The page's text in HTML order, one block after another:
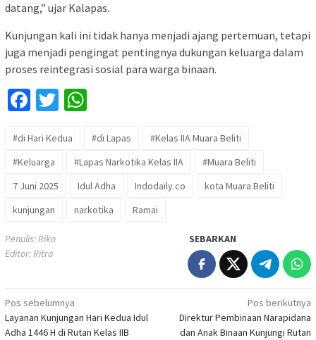
datang,” ujar Kalapas.
Kunjungan kali ini tidak hanya menjadi ajang pertemuan, tetapi
juga menjadi pengingat pentingnya dukungan keluarga dalam
proses reintegrasi sosial para warga binaan.
Facebook
Twitter
#di Hari Kedua #di Lapas
#Kelas IIA Muara Beliti
#Keluarga
#Lapas Narkotika Kelas IIA
#Muara Beliti
7 Juni 2025
Idul Adha Indodaily.co
kota Muara Beliti
kunjungan
narkotika Ramai
Penulis: Riko
Editor: Ritra
SEBARKAN
Navigasi
pos
Pos sebelumnya
Layanan Kunjungan Hari Kedua Idul
Adha 1446 H di Rutan Kelas IIB
Pos berikutnya
Direktur Pembinaan Narapidana
dan Anak Binaan Kunjungi Rutan